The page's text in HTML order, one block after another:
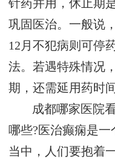
针药并用，休止期
巩固医治。一般说
12月不犯病则可停
法。若遇特殊情况
期，还需延用药时间
成都哪家医院
哪些?医治癫痫是
当中，人们要抱着